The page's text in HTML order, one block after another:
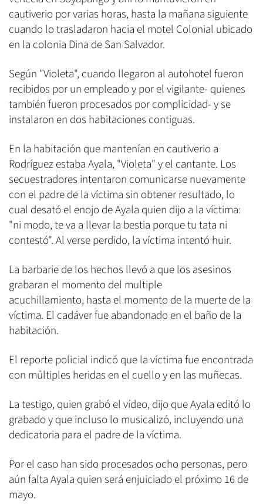
cautiverio por varias horas, hasta la mañana siguiente
cuando lo trasladaron hacia el motel Colonial ubicado
en la colonia Dina de San Salvador.
Según "Violeta", cuando llegaron al autohotel fueron
recibidos por un empleado y por el vigilante- quienes
también fueron procesados por complicidad- y se
instalaron en dos habitaciones contiguas.
En la habitación que mantenían en cautiverio a
Rodríguez estaba Ayala, "Violeta" y el cantante. Los
secuestradores intentaron comunicarse nuevamente
con el padre de la víctima sin obtener resultado, lo
cual desató el enojo de Ayala quien dijo a la víctima:
"ni modo, te va a llevar la bestia porque tu tata ni
contestó". Al verse perdido, la víctima intentó huir.
La barbarie de los hechos llevó a que los asesinos
grabaran el momento del multiple
acuchillamiento, hasta el momento de la muerte de la
víctima. El cadáver fue abandonado en el baño de la
habitación.
El reporte policial indicó que la víctima fue encontrada
con múltiples heridas en el cuello y en las muñecas.
La testigo, quien grabó el vídeo, dijo que Ayala editó lo
grabado y que incluso lo musicalizó, incluyendo una
dedicatoria para el padre de la víctima.
Por el caso han sido procesados ocho personas, pero
aún falta Ayala quien será enjuiciado el próximo 16 de
mayo.